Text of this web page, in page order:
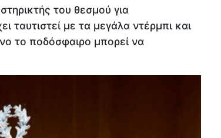
του θεσμού για
ταυτιστεί με τα μεγάλα ντέρμπι και
το ποδόσφαιρο μπορεί να